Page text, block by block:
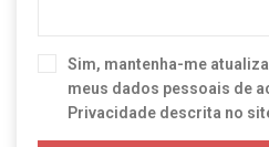
Sim, mantenha-me
meus dados pessoais de
Privacidade descrita no